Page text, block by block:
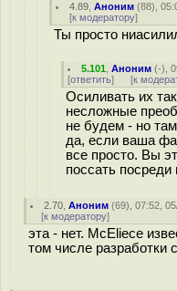
4.89 ,Аноним (88),
[к модератору]
Ты просто
5.101 ,Аноним (-),
[ответить] [к
Осиливать их
несложные
не будем - но
да, если ваша
все просто. Вы
поссать посреди
2.70 ,Аноним (69), 07:52,
[к модератору]
эта - нет. McEliece
том числе разработки